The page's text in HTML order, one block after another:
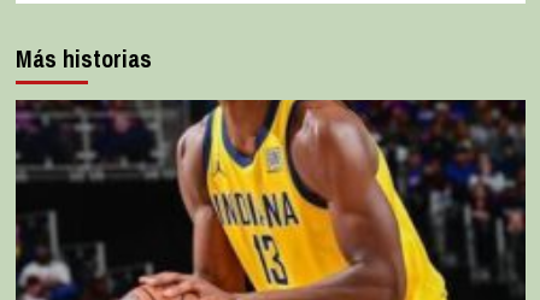
Más historias